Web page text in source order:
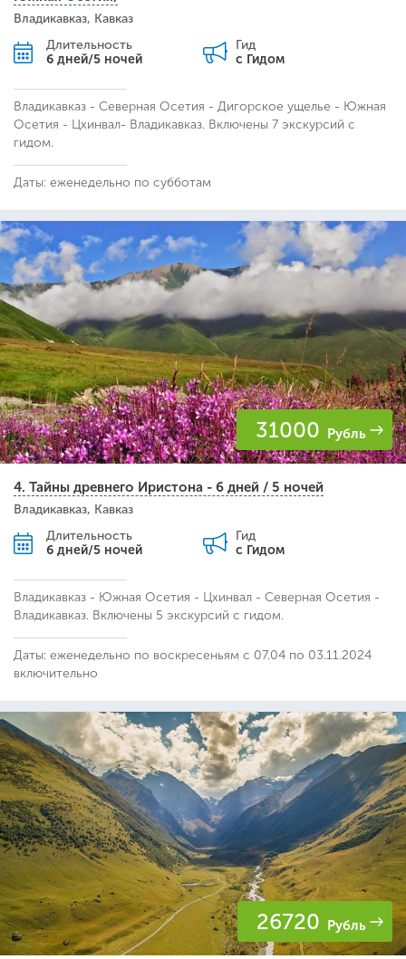
Владикавказ, Кавказ
Длительность
6 дней/5 ночей
Гид
с Гидом
Владикавказ - Северная Осетия - Дигорское ущелье - Южная
Осетия - Цхинвал- Владикавказ. Включены 7 экскурсий с
гидом.
Даты: еженедельно по субботам
31000 Рубль
4. Тайны древнего Иристона - 6 дней / 5 ночей
Владикавказ, Кавказ
Длительность
6 дней/5 ночей
Гид
с Гидом
Владикавказ - Южная Осетия - Цхинвал - Северная Осетия -
Владикавказ. Включены 5 экскурсий с гидом.
Даты: еженедельно по воскресеньям с 07.04 по 03.11.2024
включительно
26720 Рубль